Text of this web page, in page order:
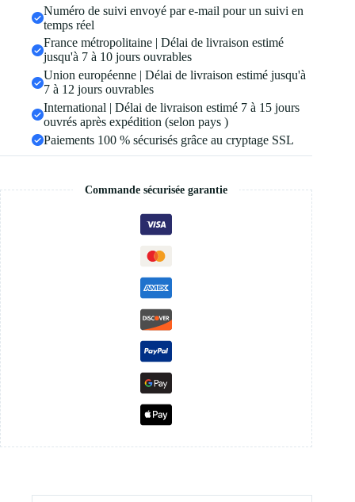
Numéro de suivi envoyé par e-mail pour un suivi en
temps réel
France métropolitaine | Délai de livraison estimé
jusqu'à 7 à 10 jours ouvrables
Union européenne | Délai de livraison estimé jusqu'à
7 à 12 jours ouvrables
International | Délai de livraison estimé 7 à 15 jours
ouvrés après expédition (selon pays )
Paiements 100 % sécurisés grâce au cryptage SSL
Commande sécurisée garantie